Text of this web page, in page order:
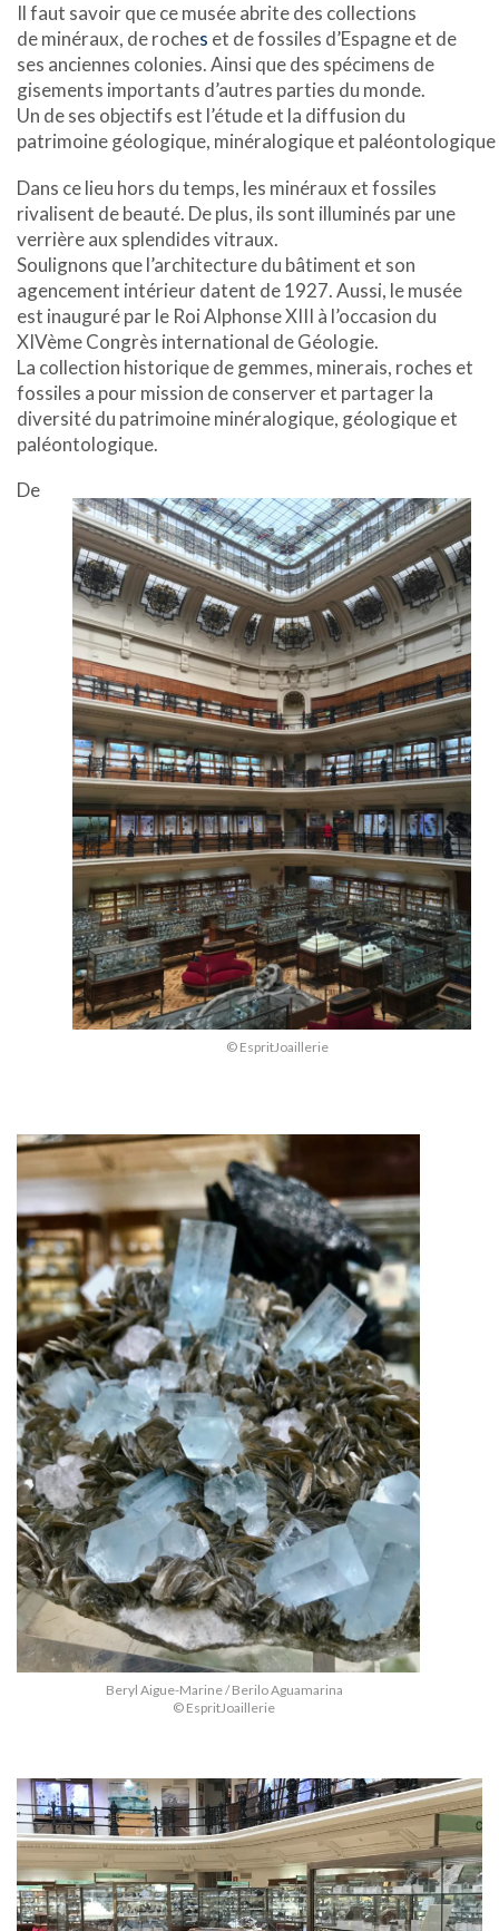
Il faut savoir que ce musée abrite des collections
deminéraux, deroches et defossiles d’Espagne et de
ses anciennes colonies. Ainsi que des spécimens de
gisements importants d’autres parties du monde.
Un de ses objectifs est l’étude et la diffusion du
patrimoinegéologique, minéralogiqueet paléontologique
Dans ce lieu hors du temps, les minéraux et fossiles
rivalisent de beauté. De plus, ils sont illuminés par une
verrière aux splendides vitraux.
Soulignons que l’architecture du bâtiment et son
agencement intérieur datent de 1927. Aussi, le musée
est inauguré par le Roi Alphonse XIII à l’occasion du
XIVème Congrès international de Géologie.
La collection historique de gemmes, minerais, roches et
fossiles a pour mission de conserver et partager la
diversité du patrimoine minéralogique, géologique et
paléontologique.
© EspritJoaillerie
Beryl Aigue-Marine / Berilo Aguamarina
© EspritJoaillerie
De